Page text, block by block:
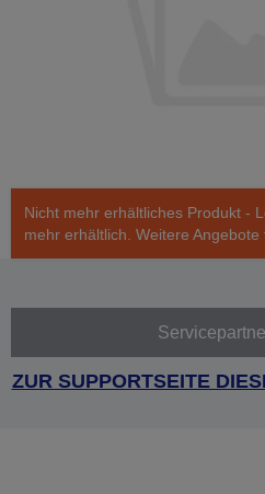
Nicht mehr erhältliches Produkt -
mehr erhältlich. Weitere Angebote
ZUR SUPPORTSEITE